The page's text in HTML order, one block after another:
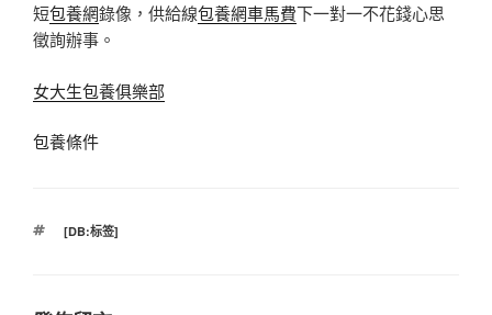
短包養網錄像，供給線包養網車馬費下一對一不花錢心思
徵詢辦事。
女大生包養俱樂部
包養條件
標
[DB:标签]